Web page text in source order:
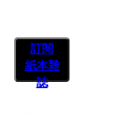
訂閱
紙本雜
誌